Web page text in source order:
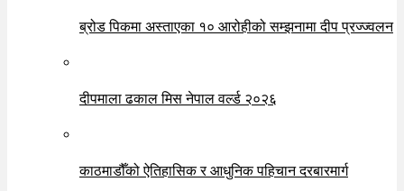
ब्रोड पिकमा अस्ताएका १० आरोहीको सम्झनामा दीप प्रज्ज्वलन
दीपमाला ढकाल मिस नेपाल वर्ल्ड २०२६
काठमाडौँको ऐतिहासिक र आधुनिक पहिचान दरबारमार्ग